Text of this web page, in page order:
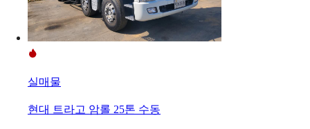
실매물
현대 트라고 암롤 25톤 수동